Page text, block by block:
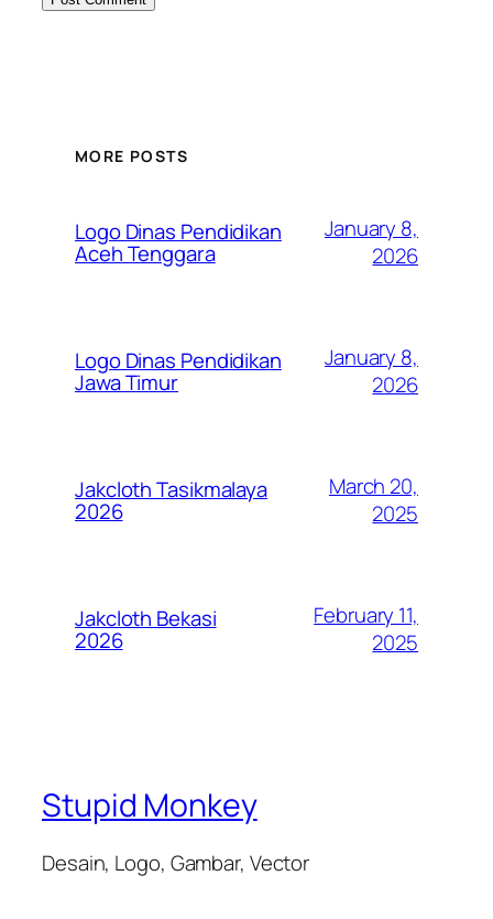
MORE POSTS
Logo Dinas Pendidikan
Aceh Tenggara
January 8,
2026
Logo Dinas Pendidikan
Jawa Timur
January 8,
2026
Jakcloth Tasikmalaya
2026
March 20,
2025
Jakcloth Bekasi
2026
February 11,
2025
Stupid Monkey
Desain, Logo, Gambar, Vector